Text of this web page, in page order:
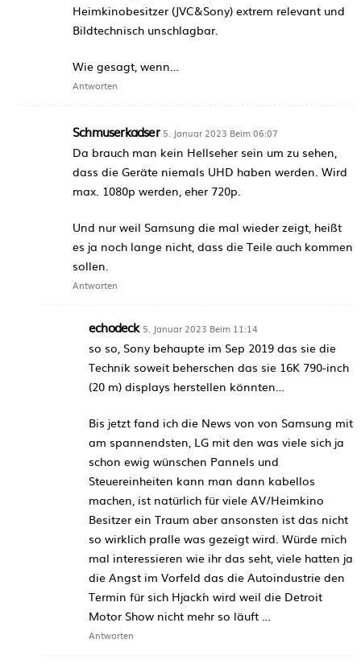
Heimkinobesitzer (JVC&Sony) extrem relevant und
Bildtechnisch unschlagbar.
Wie gesagt, wenn…
Antworten
Schmuserkadser 5. Januar 2023 Beim 06:07
Da brauch man kein Hellseher sein um zu sehen,
dass die Geräte niemals UHD haben werden. Wird
max. 1080p werden, eher 720p.
Und nur weil Samsung die mal wieder zeigt, heißt
es ja noch lange nicht, dass die Teile auch kommen
sollen.
Antworten
echodeck 5. Januar 2023 Beim 11:14
so so, Sony behaupte im Sep 2019 das sie die
Technik soweit beherschen das sie 16K 790-inch
(20 m) displays herstellen könnten…
Bis jetzt fand ich die News von von Samsung mit
am spannendsten, LG mit den was viele sich ja
schon ewig wünschen Pannels und
Steuereinheiten kann man dann kabellos
machen, ist natürlich für viele AV/Heimkino
Besitzer ein Traum aber ansonsten ist das nicht
so wirklich pralle was gezeigt wird. Würde mich
mal interessieren wie ihr das seht, viele hatten ja
die Angst im Vorfeld das die Autoindustrie den
Termin für sich Hjack´n wird weil die Detroit
Motor Show nicht mehr so läuft …
Antworten